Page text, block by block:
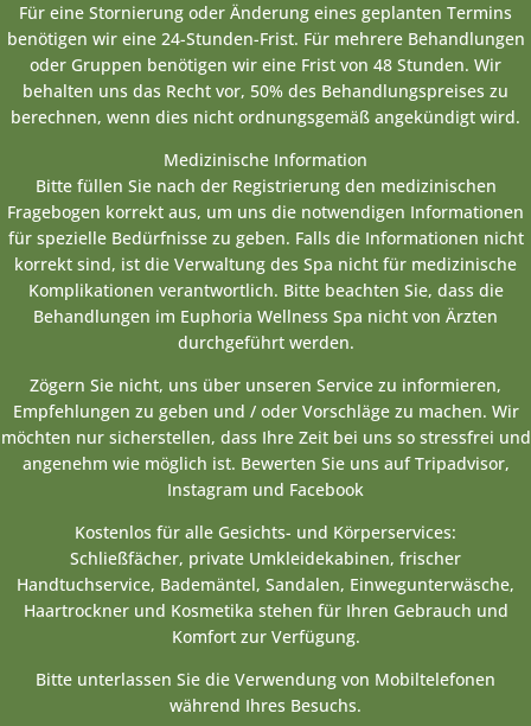
Für eine Stornierung oder Änderung eines geplanten Termins
benötigen wir eine 24-Stunden-Frist. Für mehrere Behandlungen
oder Gruppen benötigen wir eine Frist von 48 Stunden. Wir
behalten uns das Recht vor, 50% des Behandlungspreises zu
berechnen, wenn dies nicht ordnungsgemäß angekündigt wird.
Medizinische Information
Bitte füllen Sie nach der Registrierung den medizinischen
Fragebogen korrekt aus, um uns die notwendigen Informationen
für spezielle Bedürfnisse zu geben. Falls die Informationen nicht
korrekt sind, ist die Verwaltung des Spa nicht für medizinische
Komplikationen verantwortlich. Bitte beachten Sie, dass die
Behandlungen im Euphoria Wellness Spa nicht von Ärzten
durchgeführt werden.
Zögern Sie nicht, uns über unseren Service zu informieren,
Empfehlungen zu geben und / oder Vorschläge zu machen. Wir
möchten nur sicherstellen, dass Ihre Zeit bei uns so stressfrei und
angenehm wie möglich ist. Bewerten Sie uns auf Tripadvisor,
Instagram und Facebook
Kostenlos für alle Gesichts- und Körperservices:
Schließfächer, private Umkleidekabinen, frischer
Handtuchservice, Bademäntel, Sandalen, Einwegunterwäsche,
Haartrockner und Kosmetika stehen für Ihren Gebrauch und
Komfort zur Verfügung.
Bitte unterlassen Sie die Verwendung von Mobiltelefonen
während Ihres Besuchs.